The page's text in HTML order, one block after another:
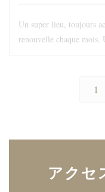
Un super lieu, toujours
renouvelle chaque mois.
1
アクセ